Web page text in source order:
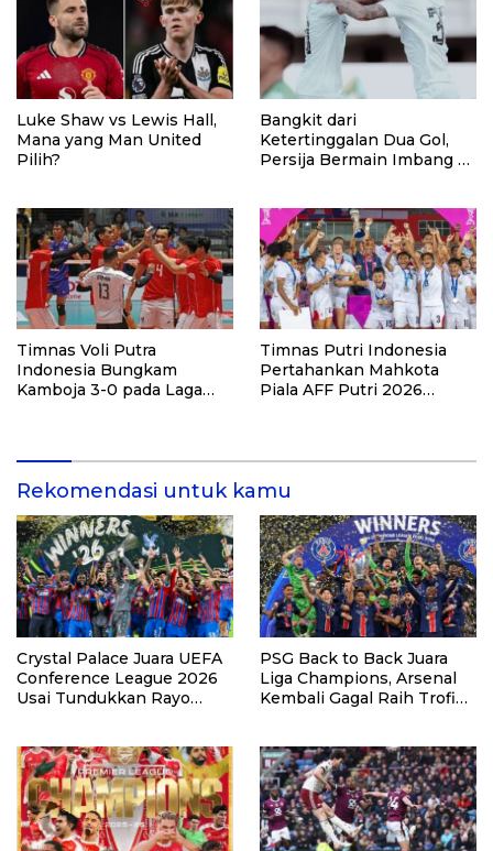
Luke Shaw vs Lewis Hall,
Mana yang Man United
Pilih?
Bangkit dari
Ketertinggalan Dua Gol,
Persija Bermain Imbang 2-
Timnas Voli Putra
Indonesia Bungkam
Kamboja 3-0 pada Laga
Timnas Putri Indonesia
Pertahankan Mahkota
Piala AFF Putri 2026
Rekomendasi untuk kamu
Crystal Palace Juara UEFA
Conference League 2026
Usai Tundukkan Rayo
PSG Back to Back Juara
Liga Champions, Arsenal
Kembali Gagal Raih Trofi